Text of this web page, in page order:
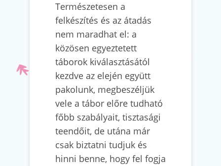
Természetesen a
felkészítés és az átadás
nem maradhat el: a
közösen egyeztetett
táborok kiválasztásától
kezdve az elején együtt
pakolunk, megbeszéljük
vele a tábor előre tudható
főbb szabályait, tisztasági
teendőit, de utána már
csak biztatni tudjuk és
hinni benne, hogy fel fogja